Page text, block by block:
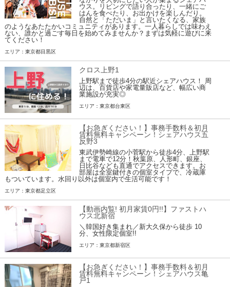
ウス。リビングで語り合ったり、一緒にご
はんを食べたり、お出かけを楽しんだり。
自然と「ただいま」と言いたくなる、家族
のようなあたたかいコミュニティがあります。一人暮らしでは味わえ
ない、誰かと過ごす毎日を始めてみませんか？まずは気軽に遊びに来
てください！
エリア：東京都目黒区
クロス上野1
上野駅まで徒歩4分の駅近シェアハウス！ 周
辺は、百貨店や家電量販店など、幅広い商
業施設が充実◎
エリア：東京都台東区
【お急ぎください！】事務手数料＆初月
賃料無料キャンペーン！シェアハウス五
反野3
東武伊勢崎線の小菅駅から徒歩4分、上野駅
まで電車で12分！秋葉原、人形町、銀座、
日比谷なども直通でアクセスできます。お
部屋は全室鍵付きの個室タイプで、冷蔵庫
もついています。水回り以外は個室内で生活可能です！
エリア：東京都足立区
【動画内覧! 初月家賃0円!!】ファストハ
ウス北新宿
＼韓国好き集まれ／新大久保から徒歩 10
分、女性限定個室!!
エリア：東京都新宿区
【お急ぎください！】事務手数料＆初月
賃料無料キャンペーン！シェアハウス亀
戸1